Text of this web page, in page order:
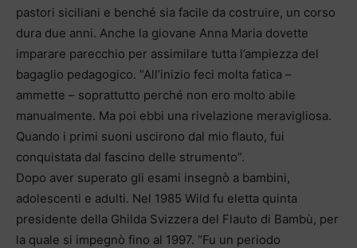
pastori siciliani e benché sia facile da costruire, un corso
dura due anni. Anche la giovane Anna Maria dovette
imparare parecchio per assimilare tutta l’ampiezza del
bagaglio pedagogico. “All’inizio feci molta fatica –
ammette – soprattutto perché non ero molto abile
manualmente. Ma poi ebbi una rivelazione meravigliosa.
Quando i primi suoni uscirono dal mio flauto, fui
conquistata dal fascino delle strumento”.
Dopo aver superato gli esami insegnò a bambini,
adolescenti e adulti. Nel 1985 Wild fu eletta quinta
presidente della Ghilda Svizzera del Flauto di Bambù, per
la quale si impegnò fino al 1997. “Fu un periodo